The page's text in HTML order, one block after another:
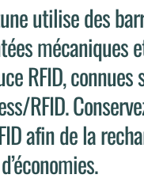
utilise des
mécaniques
RFID, connues
RFID.
afin de la